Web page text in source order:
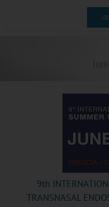
9th
TRANSNASAL